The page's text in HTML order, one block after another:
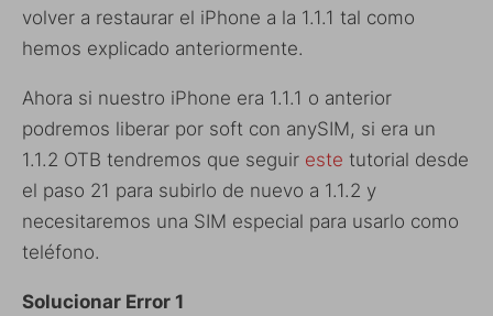
volver a restaurar el iPhone a la 1.1.1 tal como
hemos explicado anteriormente.
Ahora si nuestro iPhone era 1.1.1 o anterior
podremos liberar por soft con anySIM, si era un
1.1.2 OTB tendremos que seguir este tutorial desde
el paso 21 para subirlo de nuevo a 1.1.2 y
necesitaremos una SIM especial para usarlo como
teléfono.
Solucionar Error 1